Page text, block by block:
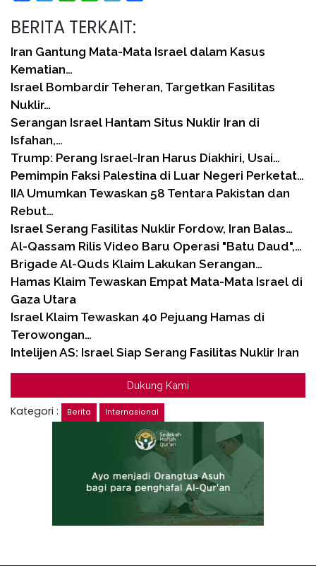
BERITA TERKAIT:
Iran Gantung Mata-Mata Israel dalam Kasus
Kematian…
Israel Bombardir Teheran, Targetkan Fasilitas
Nuklir…
Serangan Israel Hantam Situs Nuklir Iran di
Isfahan,…
Trump: Perang Israel-Iran Harus Diakhiri, Usai…
Pemimpin Faksi Palestina di Luar Negeri Perketat…
IIA Umumkan Tewaskan 58 Tentara Pakistan dan
Rebut…
Israel Serang Fasilitas Nuklir Fordow, Iran Balas…
Al-Qassam Rilis Video Baru Operasi "Batu Daud",…
Brigade Al-Quds Klaim Lakukan Serangan…
Hamas Klaim Tewaskan Empat Mata-Mata Israel di
Gaza Utara
Israel Klaim Tewaskan 40 Pejuang Hamas di
Terowongan…
Intelijen AS: Israel Siap Serang Fasilitas Nuklir Iran
Dukung Kami
Kategori : Berita Internasional